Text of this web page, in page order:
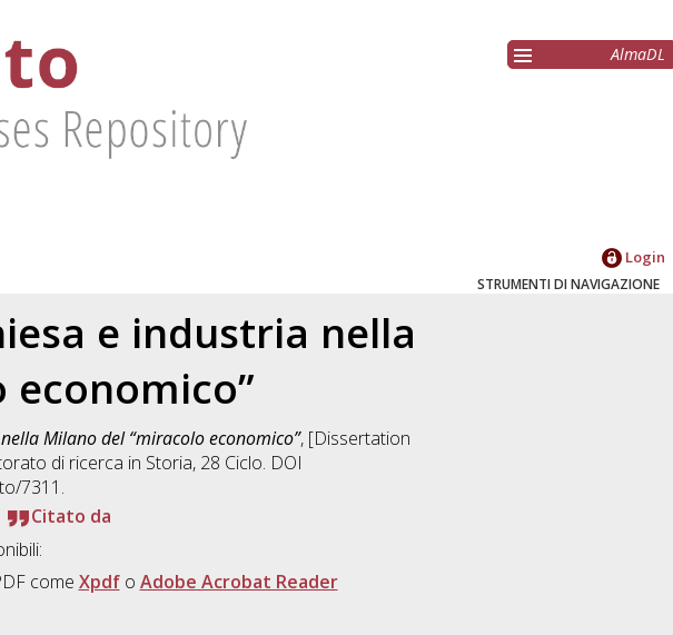
AlmaDL
Login
STRUMENTI DI NAVIGAZIONE
e industria nella
economico”
Milano del “miracolo economico”, [Dissertation
di ricerca in Storia, 28 Ciclo. DOI
7311.
Citato da
come Xpdfo Adobe Acrobat Reader